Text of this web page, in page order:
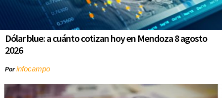
Dólar blue: a cuánto cotizan hoy en Mendoza 8 agosto
2026
Porinfocampo